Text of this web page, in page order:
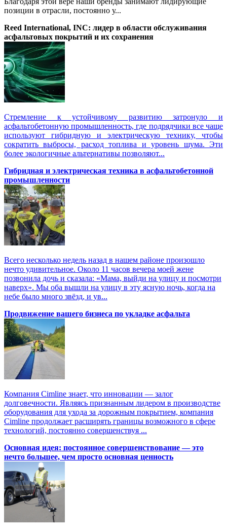
позиции в отрасли, постоянно у...
Reed International, INC: лидер в области обслуживания
асфальтовых покрытий и их сохранения
Стремление к устойчивому развитию затронуло и
асфальтобетонную промышленность, где подрядчики все чаще
используют гибридную и электрическую технику, чтобы
сократить выбросы, расход топлива и уровень шума. Эти
более экологичные альтернативы позволяют...
Гибридная и электрическая техника в асфальтобетонной
промышленности
Всего несколько недель назад в нашем районе произошло
нечто удивительное. Около 11 часов вечера моей жене
позвонила дочь и сказала: «Мама, выйди на улицу и посмотри
наверх». Мы оба вышли на улицу в эту ясную ночь, когда на
небе было много звёзд, и ув...
Продвижение вашего бизнеса по укладке асфальта
Компания Cimline знает, что инновации — залог
долговечности. Являясь признанным лидером в производстве
оборудования для ухода за дорожным покрытием, компания
Cimline продолжает расширять границы возможного в сфере
технологий, постоянно совершенствуя ...
Основная идея: постоянное совершенствование — это
нечто большее, чем просто основная ценность